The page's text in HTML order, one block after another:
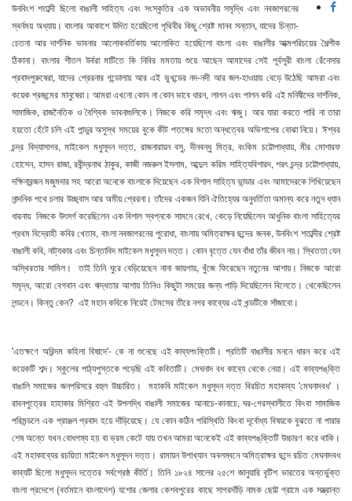
উনবিংশ শতাব্দী ছিলো বাঙালী সাহিত্য এবং সংস্কৃতির এক অভাবনীয় সমৃদ্ধি এবং নবজাগরনের
স্বর্নময় অধ্যায়। বাংলার আকাশে উদিত হয়েছিলো পৃথিবীর কিছু শ্রেষ্ট মানব সন্তান, যাদের চিন্তা-
চেতনা আর দার্শনিক ভাবনার আলোকবর্তিকায় আলোকিত হয়েছিলো বাংলা এবং বাঙালীর আত্মপরিচয়ের শৈল্পীক
ঠিকানা। বাংলার শীতল উর্বরা মাটিতে কি নিবির মমতায় শুয়ে আছেন আমাদের সেই পূর্বসূরী বাংলা রেঁনেসার
প্রবাদপুরুষেরা, যাদের প্রেরনার গন্ডোলায় আর এই ভুখন্ডের নদ-নদী আর জল-হাওয়ায় বেড়ে উঠেছি আমরা এবং
কয়েক প্রজন্মের মানুষেরা। আমরা এখনো কোন না কোন ভাবে ধারন, লালন এবং পালন করি এই মনিষীদের দার্শনিক,
সামাজিক, রাজনৈতিক ও বৈশ্বিক ভাবনাগুলিকে। নিজকে করি সমৃদ্ধ এবং ঋজু। আর যারা করতে পারি না তারা
হয়তো হেঁটে চলি এই পান্ডুর অসুস্থ সময়ের বুকে কীট পতঙ্গের মতো অন্ধত্বের অভিশাপের বোঝা নিয়ে। ঈশ্বর
চন্দ্র বিদ্যাসাগর, মাইকেল মধুসূদন দত্ত, রাজনারায়ন বসু, দীনবন্ধু মিত্র, বংকিম চট্টোপাধ্যায়, মীর মোশারফ
হোসেন, হাসন রাজা, রবীন্দ্রনাথ ঠাকুর, কাজী নজরুল ইসলাম, আব্দুল করিম সাহিত্যবিশারদ, শরৎ চন্দ্র চট্টোপাধ্যায়,
দক্ষিনারন্জন মজুমদার সহ আরো অনেকে বাংলাকে দিয়েছেন এক বিশাল সাহিত্য ভান্ডার এবং আমাদেরকে শিখিয়েছেন
নান্দনিক পথে চলার উচ্ছ্বাস আর অমীয় প্রেরনা। তাঁদের একজন যিনি ঐতিহ্যের অনুবর্তিতা অমান্য করে নতুন ধ্যান
ধারনায় নিজকে উৎসর্গ করেছিলেন এক বিশাল স্বপ্নকে সামনে রেখে, কেড়ে নিয়েছিলেন আধুনিক বাংলা সাহিত্যের
প্রথম বিদ্রোহী কবির খেতাব, বাংলা নবজাগরনের পুরোধা, বাংলায় অমিত্রাক্ষর ছন্দের জনক, উনবিংশ শতাব্দীর শ্রেষ্ট
বাঙালী কবি, নাট্যকার এবং চিন্তাবিদ মাইকেল মধুসূদন দত্ত। কোন বৃত্তে যেন বাঁধা তাঁর জীবন নয়। স্থিততা যেন
অস্থিরতার সামিল। তাই তিনি ঘুরে বেড়িয়েছেন নানা জায়গায়, খুঁজে ফিরেছেন নতুনের আশায়। নিজকে আরো
সমৃদ্ধ, আরো বেগবান এবং ঋদ্ধতার আশায় তিনিও কিছুটা সময়ের জন্য পাড়ি দিয়েছিলেন বিলেতে। থেকেছিলেন
লন্ডনে। কিন্তু কেন? এই মহান কবিকে নিয়েই টেমসের তীরে নগর কাব্যের এই খন্ডটিকে সাঁজাবো।
'এতক্ষণে অরিন্দম কহিলা বিষাদে'- কে না শুনেছে এই কাব্যপংক্তিটি। প্রতিটি বাঙালীর মননে ধারন করে এই
কয়েকটি শব্দ। স্কুলের পাঠ্যপুস্তকে পড়েছি এই কবিতাটি। মেঘনাদ বধ কাব্যে থেকে নেয়া। এই কাব্যপঙ্‌ক্তি
বাঙালি সমাজের জনপরিসরে বহুল উচ্চারিত। মহাকবি মাইকেল মধুসূদন দত্ত বিরচিত মহাকাব্য 'মেঘনাদবধ' ।
রাবনপুত্রের হাহাকার মিশ্রিত এই উপলদ্ধি বাঙালী সমাজের আনাচে-কানাচে, ঘর-গেরস্থালীতে কিংবা সামাজিক
পরিমন্ডলে এক প্রাঞ্জল প্রবাদ হয়ে দাঁড়িয়েছে। যে কোন কঠিন পরিস্থিতি কিংবা দূর্বোধ্য বিষয়কে বুঝতে না পারার
শেষ অন্তে যখন বোধগম্য হয় বা ভ্রম কেটে যায় তখন আমরা অনেকেই এই কাব্যপঙ্‌ক্তিটি উচ্চারণ করে থাকি।
এই মহাকাব্যের রচয়িতা মাইকেল মধুসূদন দত্ত। রামায়ন উপাখ্যান অবলম্বনে অমিত্রাক্ষর ছন্দে রচিত মেঘনাদবধ
কাব্যটি ছিলো মধুসূদন দত্তের সর্বশ্রেষ্ঠ কীর্তি। তিনি ১৮২৪ সালের ২৫শে জানুয়ারি বৃটিশ ভারতের অন্তর্ভুক্ত
বাংলা প্রদেশে (বর্তমানে বাংলাদেশ) যশোর জেলার কেশবপুরের কাছে সাগরদাঁড়ি নামক ছোট্ট গ্রামে এক সম্ভ্রান্ত